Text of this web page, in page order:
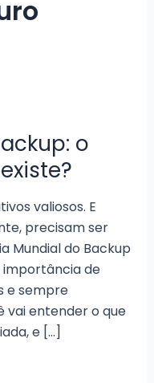
o
valiosos. E
precisam ser
Mundial do Backup
de
e sempre
vai entender o que
e […]